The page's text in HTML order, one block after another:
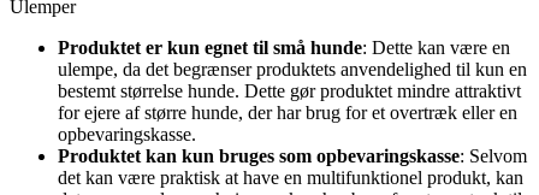
Ulemper
Produktet er kun egnet til små hunde: Dette kan være en
ulempe, da det begrænser produktets anvendelighed til kun en
bestemt størrelse hunde. Dette gør produktet mindre attraktivt
for ejere af større hunde, der har brug for et overtræk eller en
opbevaringskasse.
Produktet kan kun bruges som opbevaringskasse: Selvom
det kan være praktisk at have en multifunktionel produkt, kan